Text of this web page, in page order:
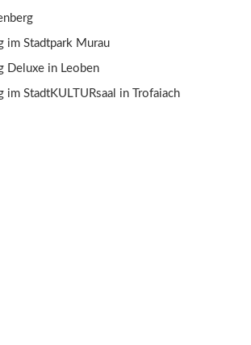
im Stadtpark Murau
Deluxe in Leoben
im StadtKULTURsaal in Trofaiach